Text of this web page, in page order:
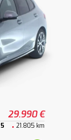
29.990 €
21.805 km